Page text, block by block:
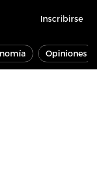
Inscribirse
Opiniones